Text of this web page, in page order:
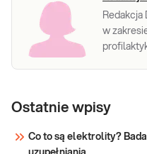
w
Ostatnie wpisy
Co to są elektrolity?